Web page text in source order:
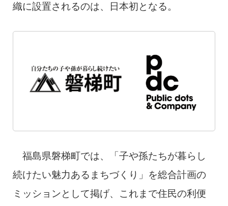
織に設置されるのは、日本初となる。
福島県磐梯町では、「子や孫たちが暮らし
続けたい魅力あるまちづくり」を総合計画の
ミッションとして掲げ、これまで住民の利便